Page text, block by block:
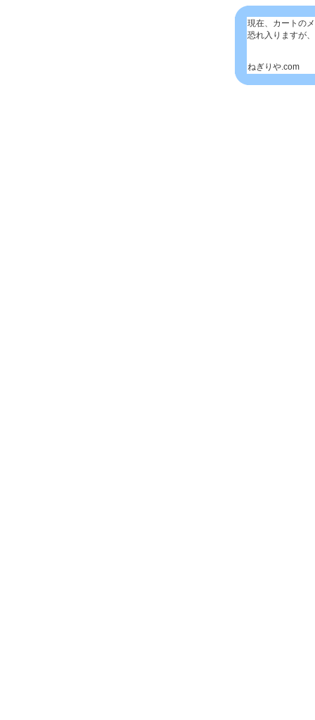
現在、カートの
恐れ入りますが
ねぎりや.com